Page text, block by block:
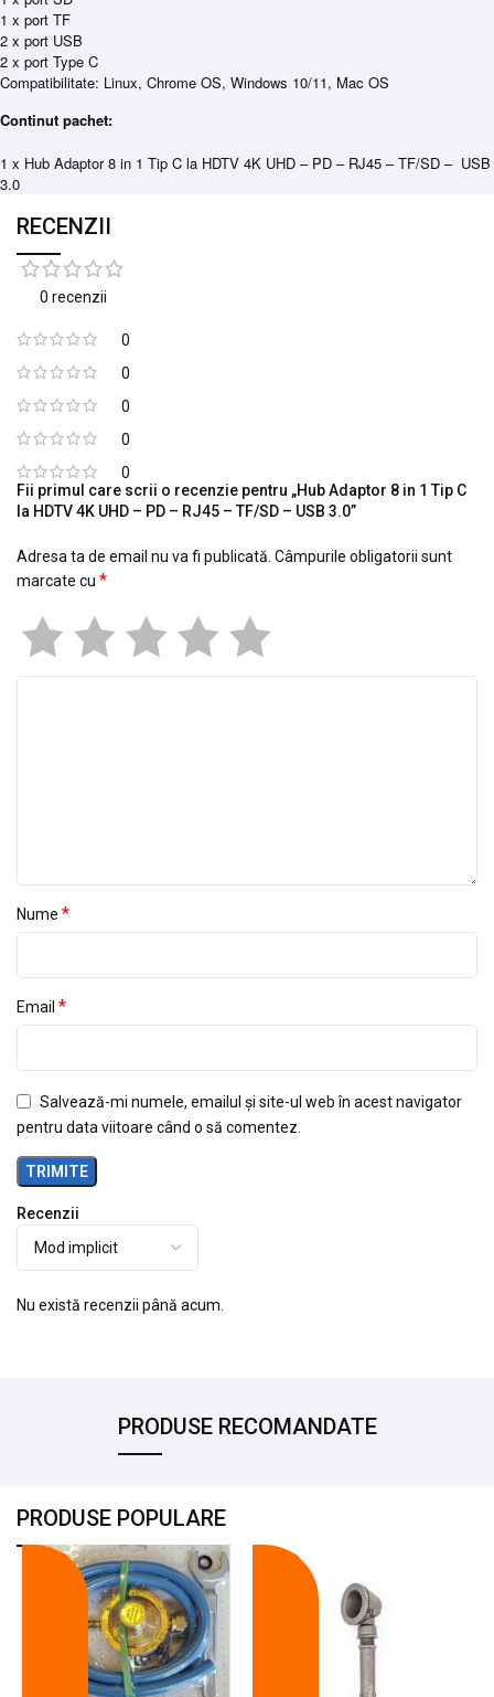
1 x port TF
2 x port USB
2 x port Type C
Compatibilitate: Linux, Chrome OS, Windows 10/11, Mac OS
Continut pachet:
1 x Hub Adaptor 8 in 1 Tip C la HDTV 4K UHD – PD – RJ45 – TF/SD – USB
3.0
RECENZII
0 recenzii
0
0
0
0
0
Recenzii
Nu există recenzii până acum.
Fii primul care scrii o recenzie pentru „Hub Adaptor 8 in 1 Tip C
la HDTV 4K UHD – PD – RJ45 – TF/SD – USB 3.0”
Adresa ta de email nu va fi publicată. Câmpurile obligatorii sunt
marcate cu *
Nume *
Email *
Salvează-mi numele, emailul și site-ul web în acest navigator
pentru data viitoare când o să comentez.
PRODUSE RECOMANDATE
PRODUSE POPULARE